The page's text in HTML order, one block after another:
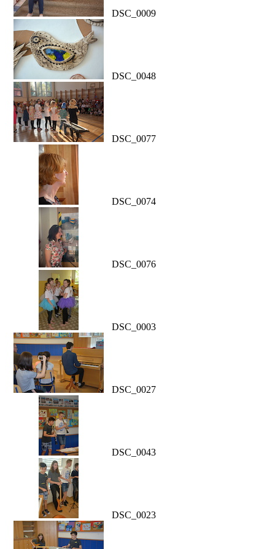
DSC_0009
DSC_0048
DSC_0077
DSC_0074
DSC_0076
DSC_0003
DSC_0027
DSC_0043
DSC_0023